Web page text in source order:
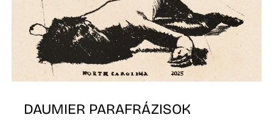
DAUMIER PARAFRÁZISOK